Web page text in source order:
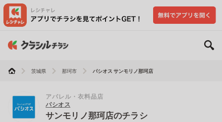
茨城県 那珂市 パシオス サンモリノ那珂店
アパレル・衣料品店
パシオス
サンモリノ那珂店のチラシ